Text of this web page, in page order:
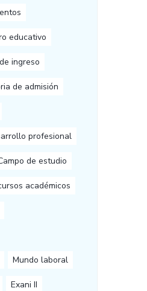
educativo
ingreso
de admisión
profesional
de estudio
académicos
Mundo laboral
Exani II